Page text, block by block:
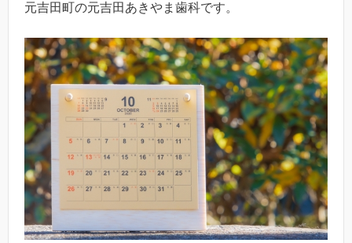
元吉田町の元吉田あきやま歯科です。